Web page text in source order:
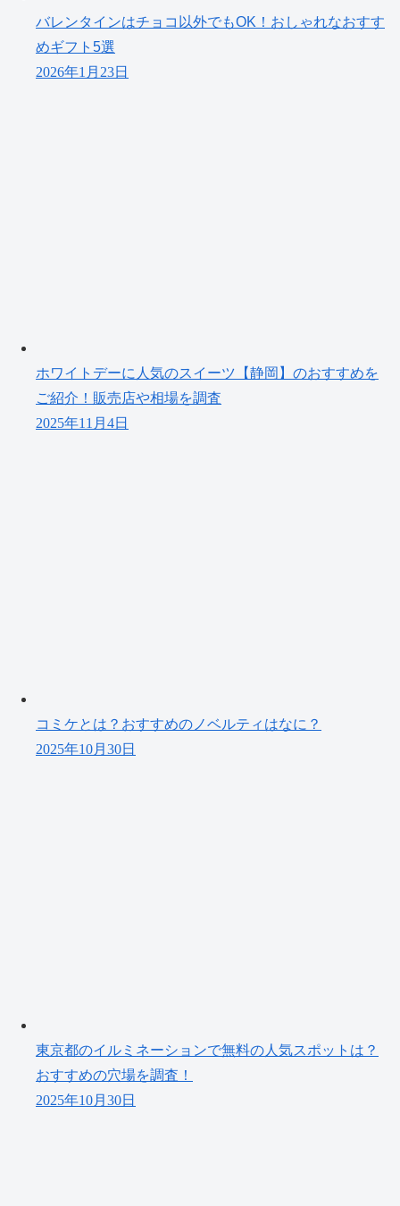
バレンタインはチョコ以外でもOK！おしゃれなおすす
めギフト5選
2026年1月23日
ホワイトデーに人気のスイーツ【静岡】のおすすめを
ご紹介！販売店や相場を調査
2025年11月4日
コミケとは？おすすめのノベルティはなに？
2025年10月30日
東京都のイルミネーションで無料の人気スポットは？
おすすめの穴場を調査！
2025年10月30日